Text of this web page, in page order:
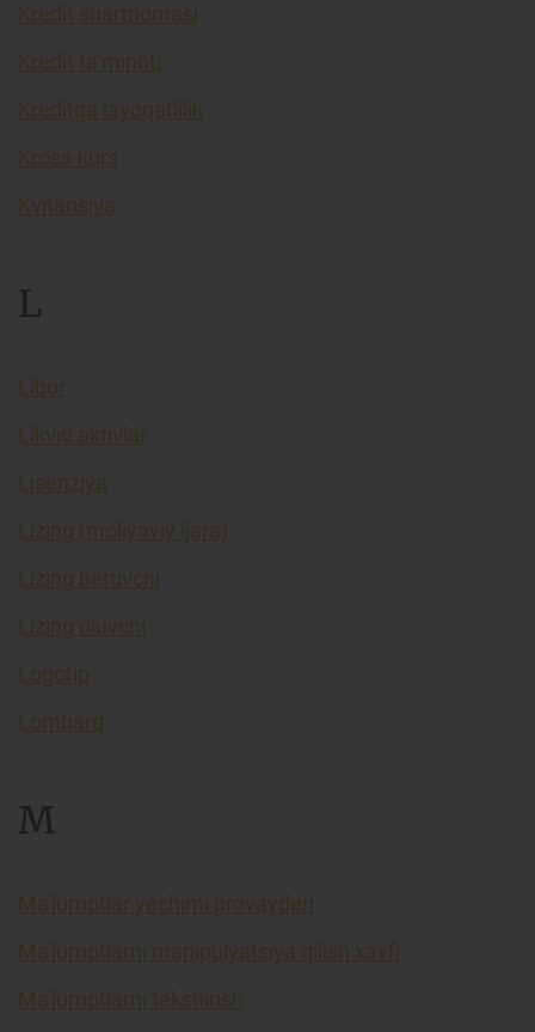
Kredit shartnomasi
Kredit ta’minoti
Kreditga layoqatlilik
Kross-kurs
Kvitansiya
L
Libor
Likvid aktivlar
Lisenziya
Lizing (moliyaviy ijara)
Lizing beruvchi
Lizing oluvchi
Logotip
Lombard
M
Ma'lumotlar yechimi provayderi
Ma'lumotlarni manipulyatsiya qilish xavfi
Ma'lumotlarni tekshirish